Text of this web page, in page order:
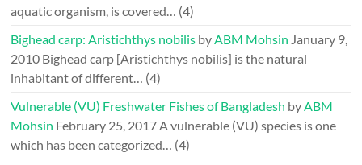
aquatic organism, is covered… (4)
Bighead carp: Aristichthys nobilis byABM Mohsin January 9,
2010 Bighead carp [Aristichthys nobilis] is the natural
inhabitant of different… (4)
Vulnerable (VU) Freshwater Fishes of Bangladesh byABM
Mohsin February 25, 2017A vulnerable (VU) species is one
which has been categorized… (4)